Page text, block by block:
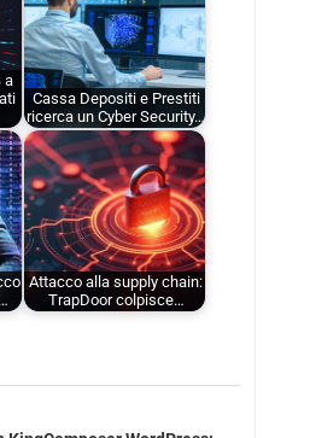
a
Cassa Depositi e Prestiti
ricerca un Cyber Security…
Attacco alla supply chain:
TrapDoor colpisce…